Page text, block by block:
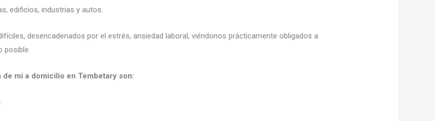
edificios, industrias y autos.
desencadenados por el estrés, ansiedad laboral, viéndonos prácticamente obligados a
posible.
mí a domicilio en Tembetary son: